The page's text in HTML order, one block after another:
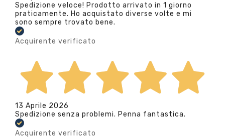
Spedizione veloce! Prodotto arrivato in 1 giorno
praticamente. Ho acquistato diverse volte e mi
sono sempre trovato bene.
Acquirente verificato
13 Aprile 2026
Spedizione senza problemi. Penna fantastica.
Acquirente verificato